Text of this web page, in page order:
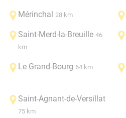
Mérinchal 28 km
Saint-Merd-la-Breuille 46
km
Le Grand-Bourg 64 km
Saint-Agnant-de-Versillat
75 km